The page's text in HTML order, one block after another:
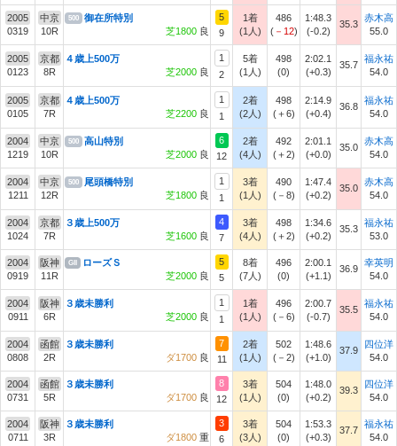
2005
0319
中京
10R
500
御在所特別
芝1800 良
5
9
1着
(1人)
486
(－12)
1:48.3
(-0.2)
35.3
赤木高
55.0
2005
0123
京都
8R
４歳上500万
芝2000 良
1
2
5着
(1人)
498
(0)
2:02.1
(+0.3)
35.7
福永祐
54.0
2005
0105
京都
7R
４歳上500万
芝2200 良
1
1
2着
(2人)
498
(＋6)
2:14.9
(+0.4)
36.8
福永祐
54.0
2004
1219
中京
10R
500
高山特別
芝2000 良
6
12
2着
(4人)
492
(＋2)
2:01.1
(+0.0)
35.0
赤木高
54.0
2004
1211
中京
12R
500
尾頭橋特別
芝1800 良
1
1
3着
(1人)
490
(－8)
1:47.4
(+0.2)
35.0
赤木高
54.0
2004
1024
京都
7R
３歳上500万
芝1600 良
4
7
3着
(4人)
498
(＋2)
1:34.6
(+0.2)
35.3
福永祐
53.0
2004
0919
阪神
11R
GII
ローズＳ
芝2000 良
5
5
8着
(7人)
496
(0)
2:00.1
(+1.1)
36.9
幸英明
54.0
2004
0911
阪神
6R
３歳未勝利
芝2000 良
1
1
1着
(1人)
496
(－6)
2:00.7
(-0.7)
35.5
福永祐
54.0
2004
0808
函館
2R
３歳未勝利
ダ1700 良
7
11
2着
(1人)
502
(－2)
1:48.6
(+1.0)
37.9
四位洋
54.0
2004
0731
函館
5R
３歳未勝利
ダ1700 良
8
12
3着
(1人)
504
(0)
1:48.0
(+0.2)
39.3
四位洋
54.0
2004
0711
阪神
3R
３歳未勝利
ダ1800 重
3
6
3着
(3人)
504
(0)
1:53.3
(+0.3)
37.7
福永祐
54.0